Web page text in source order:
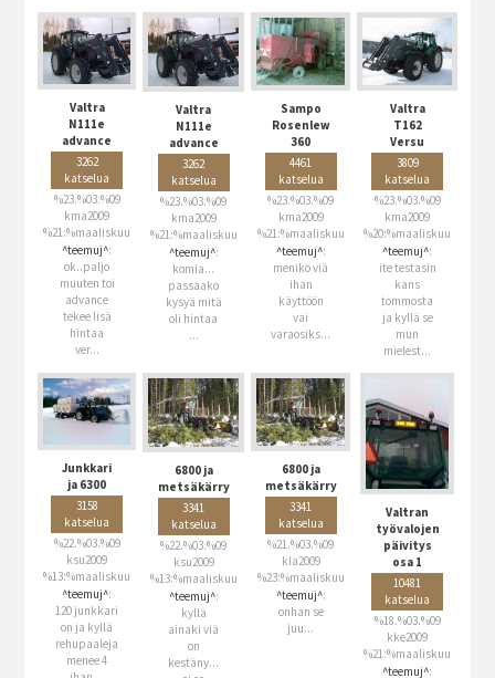
Valtra
N111e
advance
3262
katselua
%23.%03.%09
kma2009
%21:%maaliskuu
^teemuj^:
ok..paljo
muuten toi
advance
tekee lisä
hintaa
ver...
Valtra
N111e
advance
3262
katselua
%23.%03.%09
kma2009
%21:%maaliskuu
^teemuj^:
komia...
passaako
kysyä mitä
oli hintaa
...
Sampo
Rosenlew
360
4461
katselua
%23.%03.%09
kma2009
%21:%maaliskuu
^teemuj^:
menikö viä
ihan
käyttöön
vai
varaosiks...
Valtra
T162
Versu
3809
katselua
%23.%03.%09
kma2009
%20:%maaliskuu
^teemuj^:
ite testasin
kans
tommosta
ja kyllä se
mun
mielest...
Junkkari
ja 6300
3158
katselua
%22.%03.%09
ksu2009
%13:%maaliskuu
^teemuj^:
120 junkkari
on ja kyllä
rehupaaleja
menee 4
6800 ja
metsäkärry
3341
katselua
%22.%03.%09
ksu2009
%13:%maaliskuu
^teemuj^:
kyllä
ainaki viä
on
kestäny...
6800 ja
metsäkärry
3341
katselua
%21.%03.%09
kla2009
%23:%maaliskuu
^teemuj^:
onhan se
juu...
Valtran
työvalojen
päivitys
osa 1
10481
katselua
%18.%03.%09
kke2009
%21:%maaliskuu
^teemuj^: